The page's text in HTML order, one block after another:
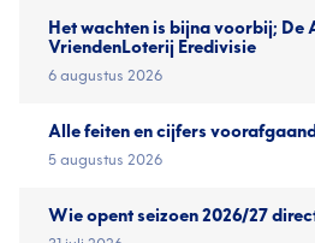
Het wachten is bijna voorbij; De
VriendenLoterij Eredivisie
6 augustus 2026
Alle feiten en cijfers
5 augustus 2026
Wie opent seizoen 2026/27